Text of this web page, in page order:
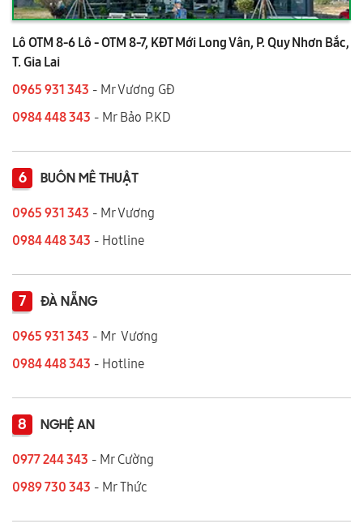
Lô OTM 8-6 Lô - OTM 8-7, KĐT Mới Long Vân, P. Quy Nhơn Bắc,
T. Gia Lai
0965 931 343 - Mr Vương GĐ
0984 448 343 - Mr Bảo P.KD
6 BUÔN MÊ THUẬT
0965 931 343 - Mr Vương
0984 448 343 - Hotline
7 ĐÀ NẴNG
0965 931 343 - Mr Vương
0984 448 343 - Hotline
8 NGHỆ AN
0977 244 343 - Mr Cường
0989 730 343 - Mr Thức